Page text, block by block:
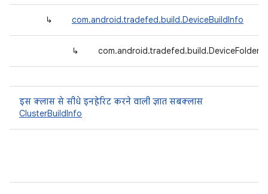
↳ com.android.tradefed.build.DeviceBuildInfo
↳
इस क्लास से सीधे इनहेरिट करने वाली ज्ञात सबक्लास
ClusterBuildInfo